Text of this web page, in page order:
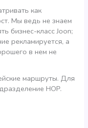
как
Мы ведь не знаем
бизнес-класс Joon;
рекламируется, а
в нем не
маршруты. Для
HOP.